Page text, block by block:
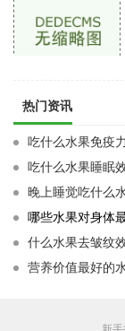
热门资讯
吃什么水果免疫
吃什么水果睡眠
晚上睡觉吃什么
哪些水果对身体
什么水果去皱纹
营养价值最好的